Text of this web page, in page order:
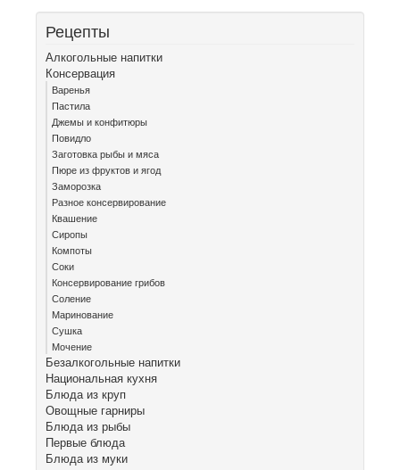
Рецепты
Алкогольные напитки
Консервация
Варенья
Пастила
Джемы и конфитюры
Повидло
Заготовка рыбы и мяса
Пюре из фруктов и ягод
Заморозка
Разное консервирование
Квашение
Сиропы
Компоты
Соки
Консервирование грибов
Соление
Маринование
Сушка
Мочение
Безалкогольные напитки
Национальная кухня
Блюда из круп
Овощные гарниры
Блюда из рыбы
Первые блюда
Блюда из муки